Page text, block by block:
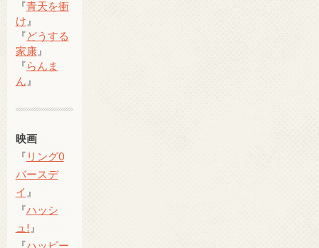
『青天を衝
け 』
『どうする
家康』
『らんま
ん 』
映画
『 リング0
バースデ
イ 』
『ハッシ
ュ! 』
『ハッピー